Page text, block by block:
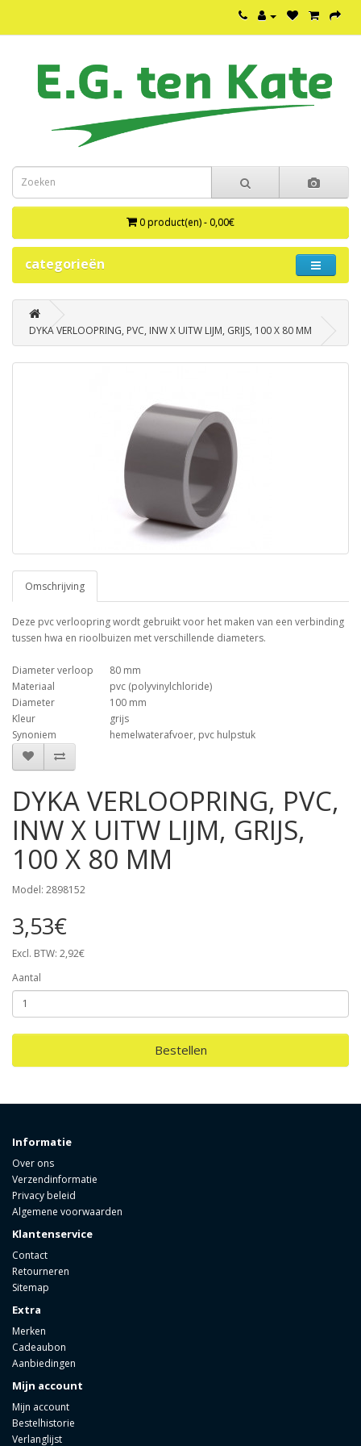
0 product(en) - 0,00€
categorieën
DYKA VERLOOPRING, PVC, INW X UITW LIJM, GRIJS, 100 X 80 MM
Omschrijving
Deze pvc verloopring wordt gebruikt voor het maken van een verbinding
tussen hwa en rioolbuizen met verschillende diameters.
Diameter verloop
80 mm
Materiaal
pvc (polyvinylchloride)
Diameter
100 mm
Kleur
grijs
Synoniem
hemelwaterafvoer, pvc hulpstuk
DYKA VERLOOPRING, PVC,
INW X UITW LIJM, GRIJS,
100 X 80 MM
Model: 2898152
3,53€
Excl. BTW: 2,92€
Aantal
Bestellen
Informatie
Over ons
Verzendinformatie
Privacy beleid
Algemene voorwaarden
Klantenservice
Contact
Retourneren
Sitemap
Extra
Merken
Cadeaubon
Aanbiedingen
Mijn account
Mijn account
Bestelhistorie
Verlanglijst